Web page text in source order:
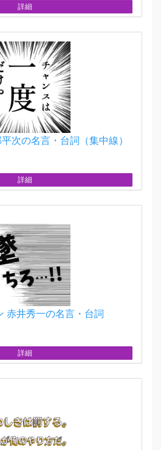
詳細
次の名言・台詞（集中線）
詳細
赤井秀一の名言・台詞
詳細